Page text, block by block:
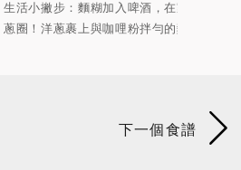
入啤酒，在家輕鬆炸出酥脆洋
哩粉拌勻的麵糊酥炸，起鍋...